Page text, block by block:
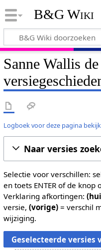
B&G Wiki
Sanne Wallis
Logboek voor deze pagina
Naar versies
Selectie voor verschillen:
en toets ENTER of de knop
Verklaring afkortingen:
versie, (vorige)= verschil
wijziging.